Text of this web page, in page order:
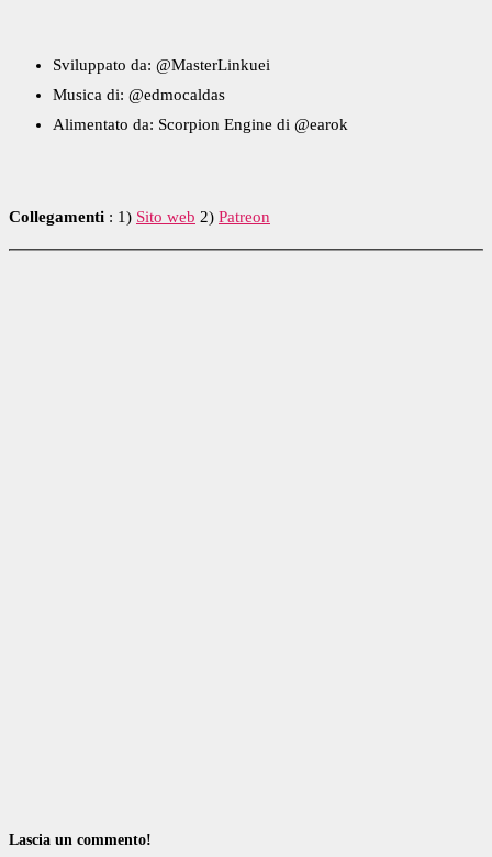
Sviluppato da: @MasterLinkuei
Musica di: @edmocaldas
Alimentato da: Scorpion Engine di @earok
Collegamenti : 1) Sito web 2) Patreon
Lascia un commento!